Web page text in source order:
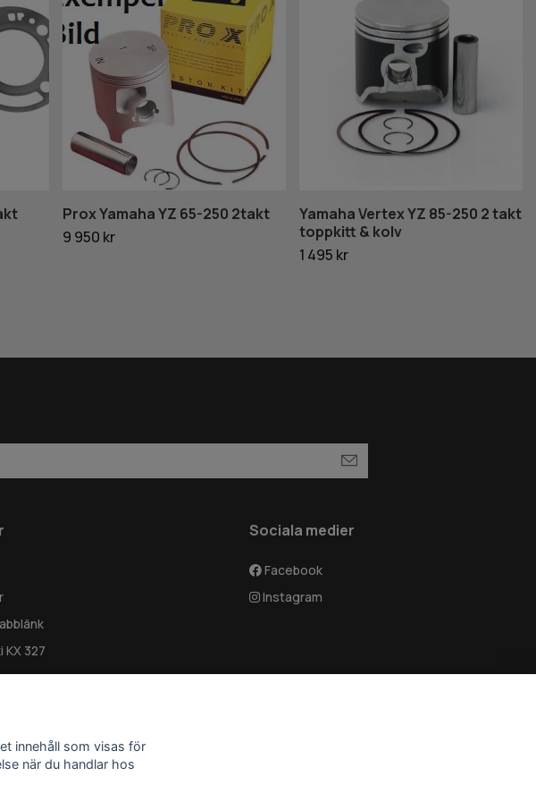
Prox Yamaha YZ 65-250 2takt
9 950 kr
Yamaha Vertex YZ 85-250 2 takt
toppkitt & kolv
1 495 kr
KX 327
Sociala medier
Facebook
Instagram
innehåll som visas för
när du handlar hos